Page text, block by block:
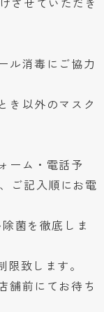
ル消毒にご協力
き以外のマスク
ーム・電話予
ご記入順にお電
菌を徹底しま
致します。
舗前にてお待ち